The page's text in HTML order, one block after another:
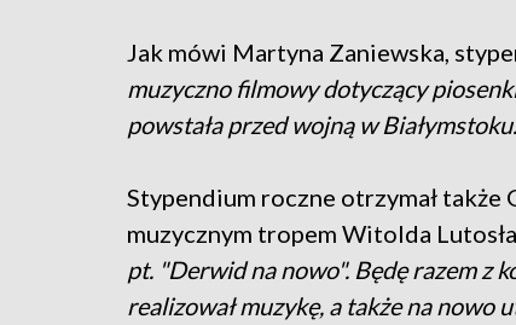
Jak mówi Martyna Zaniewska,
muzyczno filmowy dotyczący
powstała przed wojną w Białymstoku.
Stypendium roczne otrzymał także
muzycznym tropem Witolda
pt. "Derwid na nowo". Będę razem z
realizował muzykę, a także na nowo